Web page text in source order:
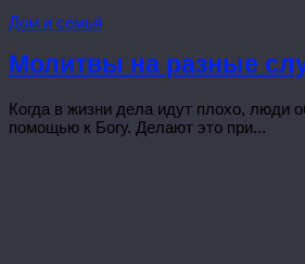
Дом и семья
Молитвы на разные
Когда в жизни дела идут плохо, люди
помощью к Богу. Делают это при...